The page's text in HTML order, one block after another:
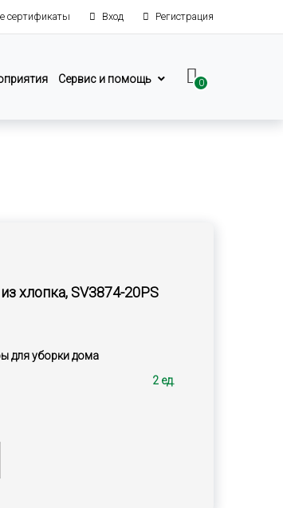
сертификаты Вход Регистрация
Сервис и помощь 0
хлопка, SV3874-20РS
для уборки дома
2 ед.